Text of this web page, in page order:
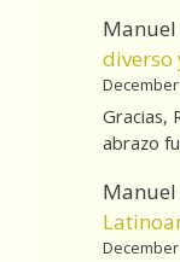
Manuel
diverso
Gracias,
abrazo
Manuel